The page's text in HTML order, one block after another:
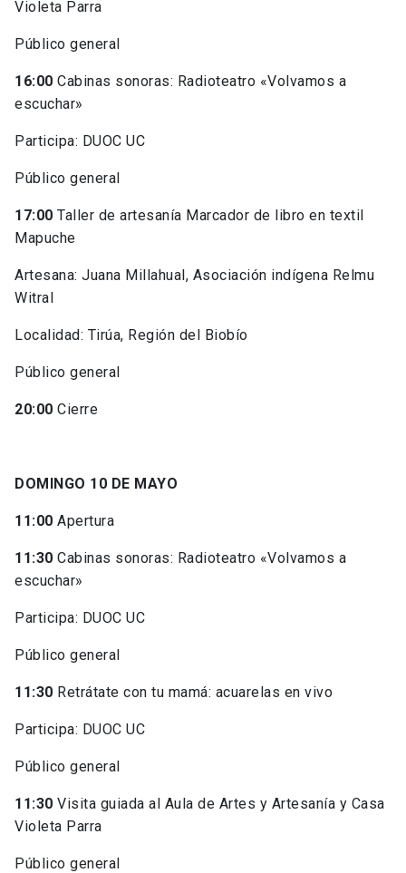
Violeta Parra
Público general
16:00 Cabinas sonoras: Radioteatro «Volvamos a
escuchar»
Participa: DUOC UC
Público general
17:00 Taller de artesanía Marcador de libro en textil
Mapuche
Artesana: Juana Millahual, Asociación indígena Relmu
Witral
Localidad: Tirúa, Región del Biobío
Público general
20:00 Cierre
DOMINGO 10 DE MAYO
11:00 Apertura
11:30 Cabinas sonoras: Radioteatro «Volvamos a
escuchar»
Participa: DUOC UC
Público general
11:30 Retrátate con tu mamá: acuarelas en vivo
Participa: DUOC UC
Público general
11:30 Visita guiada al Aula de Artes y Artesanía y Casa
Violeta Parra
Público general